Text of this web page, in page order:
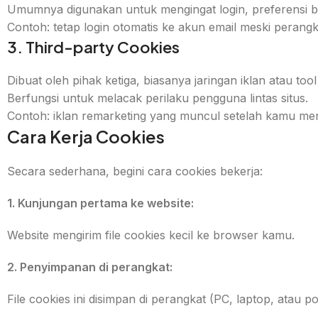
Umumnya digunakan untuk mengingat login, preferensi
Contoh: tetap login otomatis ke akun email meski
3. Third-party Cookies
Dibuat oleh pihak ketiga, biasanya jaringan iklan atau
Berfungsi untuk melacak perilaku pengguna lintas situs.
Contoh: iklan remarketing yang muncul setelah kamu
Cara Kerja Cookies
Secara sederhana, begini cara cookies bekerja:
1. Kunjungan pertama ke website:
Website mengirim file cookies kecil ke browser kamu.
2. Penyimpanan di perangkat:
File cookies ini disimpan di perangkat (PC, laptop, atau